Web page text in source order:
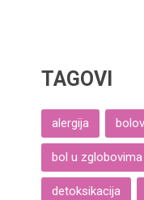
TAGOVI
alergija
bol u zglobovima
detoksikacija